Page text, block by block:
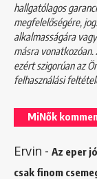
hallgatólagos
megfelelőségére,
alkalmasságára
másra
ezért szigorúan az
felhasználási
MiNők
Ervin - Az eper
csak finom